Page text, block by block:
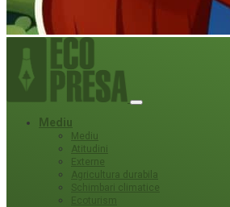
Mediu
Mediu
Atitudini
Externe
Agricultura durabila
Schimbari climatice
Ecoturism